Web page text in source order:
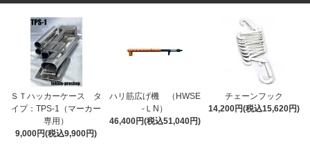
ＳＴハッカーケース タ
イプ：TPS-1（マーカー
専用）
9,000円(税込9,900円)
ハリ筋広げ機 （HWSE
-ＬN）
46,400円(税込51,040円)
チェーンフック
14,200円(税込15,620円)